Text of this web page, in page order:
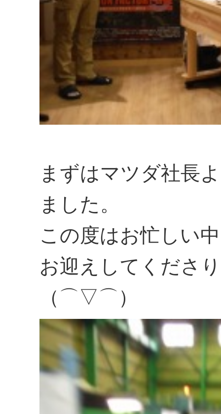
まずはマツダ社長
ました。
この度はお忙しい
お迎えしてくださ
（⌒▽⌒）